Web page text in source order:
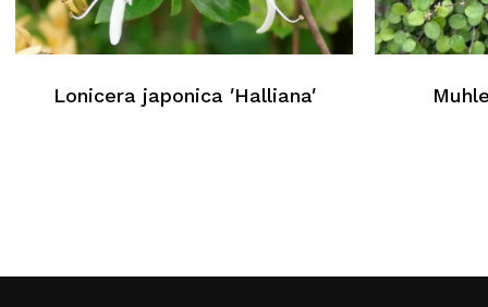
Kein Produkt im Warenkorb
Lonicera japonica ′Halliana′